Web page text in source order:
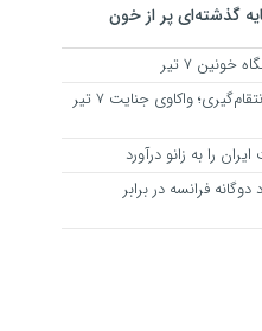
گذشته‌ای پر از خون
خونین 7 تیر
تروریسم، نفوذ و انتقام‌گیری؛ واکاوی جنایت ۷ تیر
را به زانو درآورد
فرانسه در برابر